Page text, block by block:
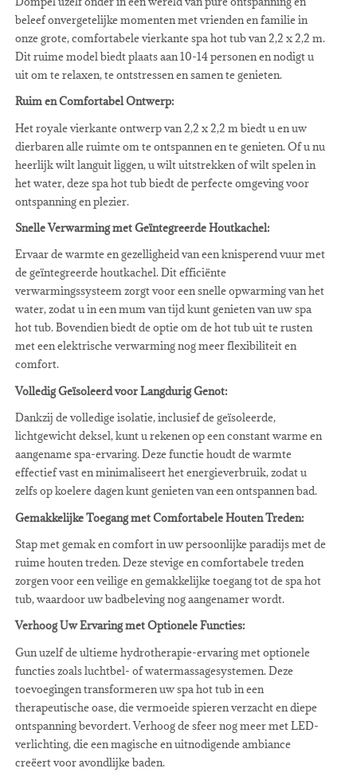
beleef onvergetelijke momenten met vrienden en familie in
onze grote, comfortabele vierkante spa hot tub van 2,2 x 2,2 m.
Dit ruime model biedt plaats aan 10-14 personen en nodigt u
uit om te relaxen, te ontstressen en samen te genieten.
Ruim en Comfortabel Ontwerp:
Het royale vierkante ontwerp van 2,2 x 2,2 m biedt u en uw
dierbaren alle ruimte om te ontspannen en te genieten. Of u nu
heerlijk wilt languit liggen, u wilt uitstrekken of wilt spelen in
het water, deze spa hot tub biedt de perfecte omgeving voor
ontspanning en plezier.
Snelle Verwarming met Geïntegreerde Houtkachel:
Ervaar de warmte en gezelligheid van een knisperend vuur met
de geïntegreerde houtkachel. Dit efficiënte
verwarmingssysteem zorgt voor een snelle opwarming van het
water, zodat u in een mum van tijd kunt genieten van uw spa
hot tub. Bovendien biedt de optie om de hot tub uit te rusten
met een elektrische verwarming nog meer flexibiliteit en
comfort.
Volledig Geïsoleerd voor Langdurig Genot:
Dankzij de volledige isolatie, inclusief de geïsoleerde,
lichtgewicht deksel, kunt u rekenen op een constant warme en
aangename spa-ervaring. Deze functie houdt de warmte
effectief vast en minimaliseert het energieverbruik, zodat u
zelfs op koelere dagen kunt genieten van een ontspannen bad.
Gemakkelijke Toegang met Comfortabele Houten Treden:
Stap met gemak en comfort in uw persoonlijke paradijs met de
ruime houten treden. Deze stevige en comfortabele treden
zorgen voor een veilige en gemakkelijke toegang tot de spa hot
tub, waardoor uw badbeleving nog aangenamer wordt.
Verhoog Uw Ervaring met Optionele Functies:
Gun uzelf de ultieme hydrotherapie-ervaring met optionele
functies zoals luchtbel- of watermassagesystemen. Deze
toevoegingen transformeren uw spa hot tub in een
therapeutische oase, die vermoeide spieren verzacht en diepe
ontspanning bevordert. Verhoog de sfeer nog meer met LED-
verlichting, die een magische en uitnodigende ambiance
creëert voor avondlijke baden.